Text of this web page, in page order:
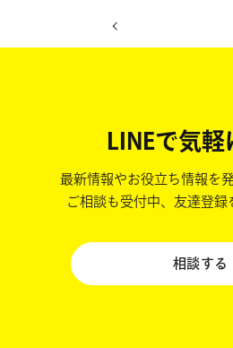
LINEで気軽
最新情報やお役立ち情報を
ご相談も受付中、友達登録
相談する